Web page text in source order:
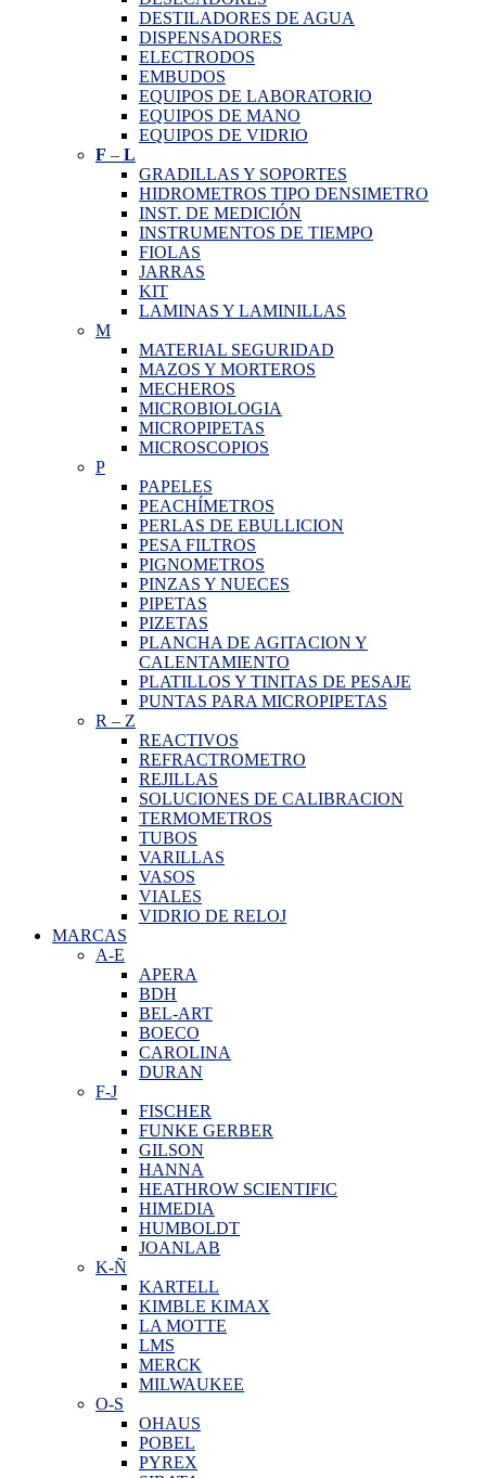
DESTILADORES DE AGUA
DISPENSADORES
ELECTRODOS
EMBUDOS
EQUIPOS DE LABORATORIO
EQUIPOS DE MANO
EQUIPOS DE VIDRIO
F – L
GRADILLAS Y SOPORTES
HIDROMETROS TIPO DENSIMETRO
INST. DE MEDICIÓN
INSTRUMENTOS DE TIEMPO
FIOLAS
JARRAS
KIT
LAMINAS Y LAMINILLAS
M
MATERIAL SEGURIDAD
MAZOS Y MORTEROS
MECHEROS
MICROBIOLOGIA
MICROPIPETAS
MICROSCOPIOS
P
PAPELES
PEACHÍMETROS
PERLAS DE EBULLICION
PESA FILTROS
PIGNOMETROS
PINZAS Y NUECES
PIPETAS
PIZETAS
PLANCHA DE AGITACION Y
CALENTAMIENTO
PLATILLOS Y TINITAS DE PESAJE
PUNTAS PARA MICROPIPETAS
R – Z
REACTIVOS
REFRACTROMETRO
REJILLAS
SOLUCIONES DE CALIBRACION
TERMOMETROS
TUBOS
VARILLAS
VASOS
VIALES
VIDRIO DE RELOJ
MARCAS
A-E
APERA
BDH
BEL-ART
BOECO
CAROLINA
DURAN
F-J
FISCHER
FUNKE GERBER
GILSON
HANNA
HEATHROW SCIENTIFIC
HIMEDIA
HUMBOLDT
JOANLAB
K-Ñ
KARTELL
KIMBLE KIMAX
LA MOTTE
LMS
MERCK
MILWAUKEE
O-S
OHAUS
POBEL
PYREX